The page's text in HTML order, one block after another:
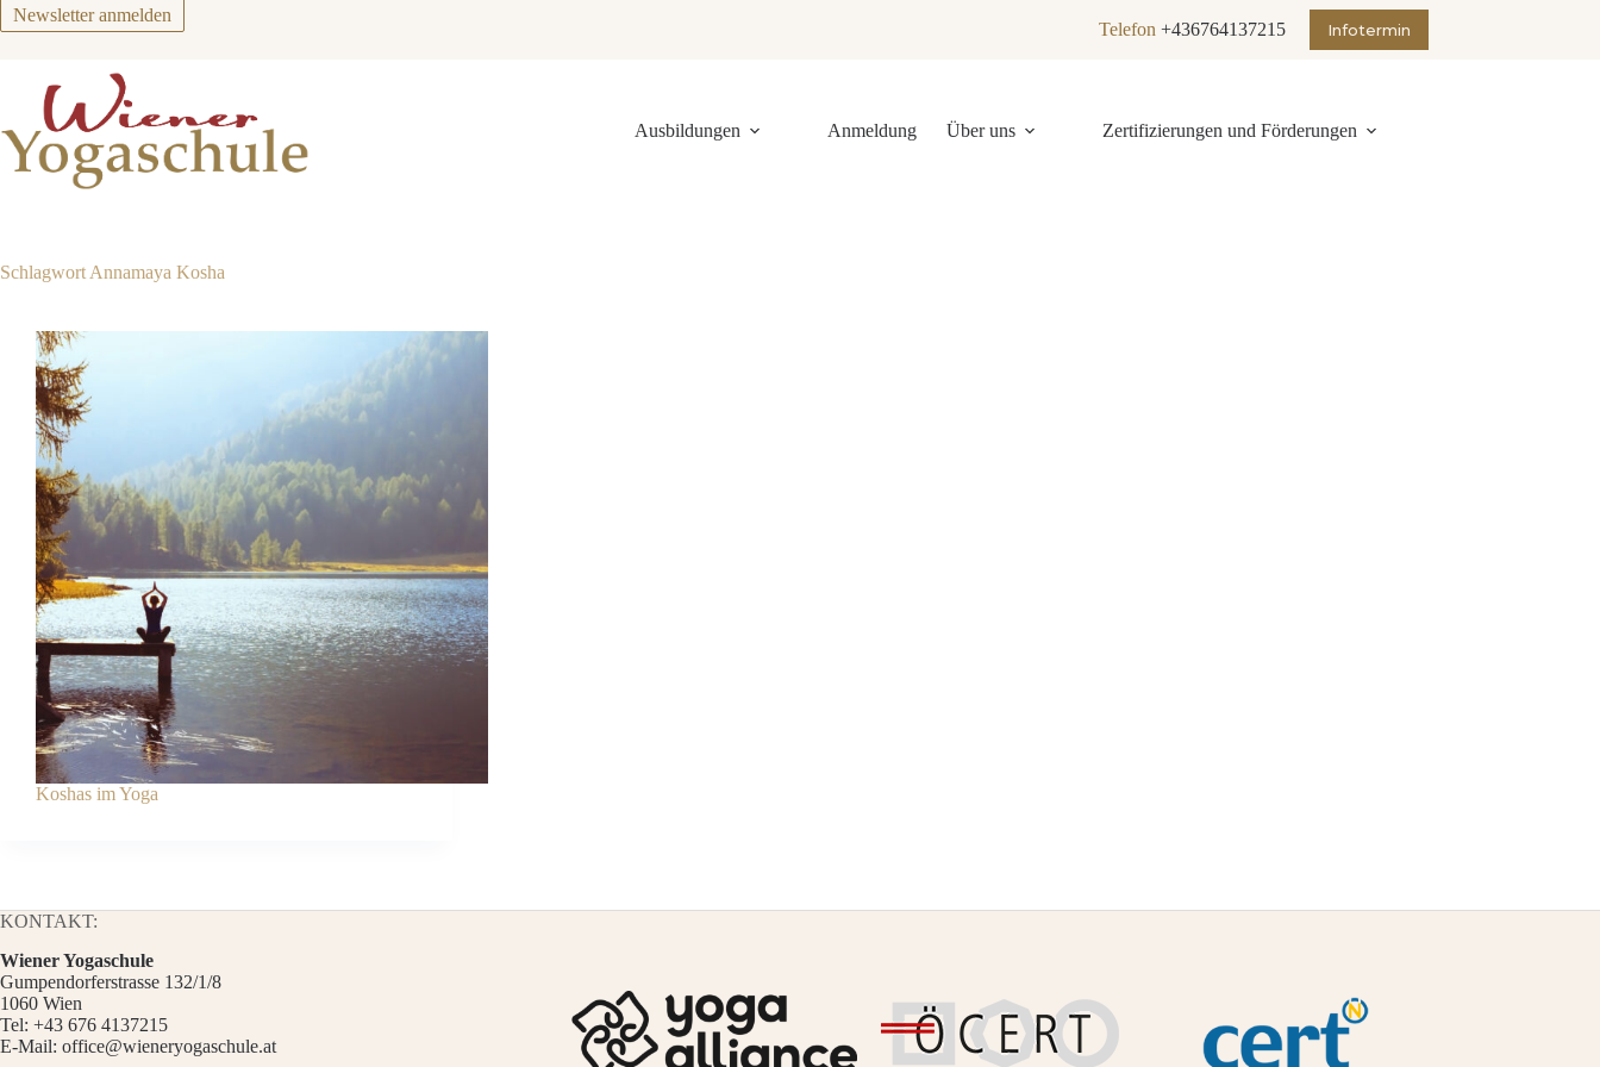
Zum
Inhalt
Newsletter anmelden
Telefon +436764137215 Infotermin
Ausbildungen Anmeldung Über uns Zertifizierungen und Förderungen
Schlagwort Annamaya Kosha
Koshas im Yoga
KONTAKT:
Wiener Yogaschule
Gumpendorferstrasse 132/1/8
1060 Wien
Tel: +43 676 4137215
E-Mail: office@wieneryogaschule.at